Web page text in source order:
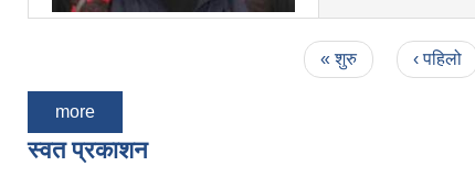
« शुरु ‹ पहिलो
more
स्वत प्रकाशन